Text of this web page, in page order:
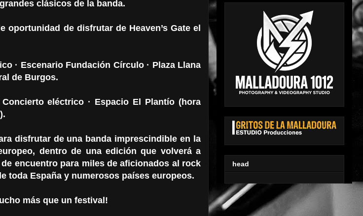
clásicos de la banda.
oportunidad de disfrutar de Heaven’s Gate el
· Escenario Fundación Círculo · Plaza Llana
de Burgos.
eléctrico · Espacio El Plantío (hora
disfrutar de una banda imprescindible en la
dentro de una edición que volverá a
encuentro para miles de aficionados al rock
toda España y numerosos países europeos.
más que un festival!
head